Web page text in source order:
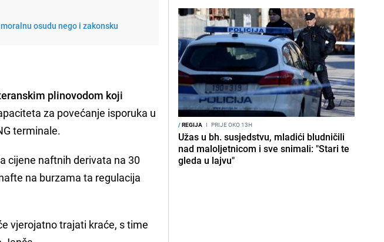
osudu nego i zakonsku
plinovodom koji
za povećanje isporuka u
terminale.
cijene naftnih derivata na 30
na burzama ta regulacija
vjerojatno trajati kraće, s time
/REGIJA I PRIJE OKO 13H
Užas u bh. susjedstvu, mladići bludničili
nad maloljetnicom i sve snimali: "Stari te
gleda u lajvu"